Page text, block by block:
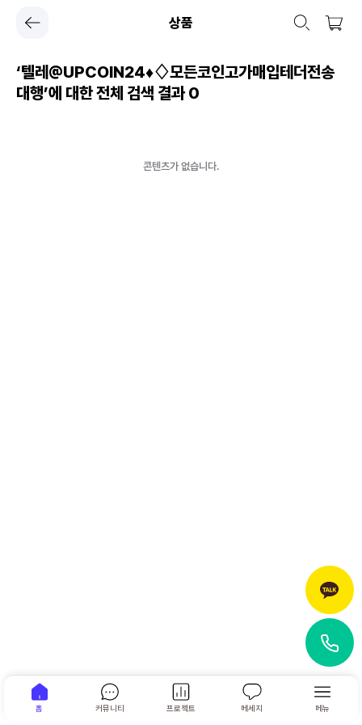
상품
‘텔레@UPCOIN24♦♢모든코인고가매입테더전송
대행’에 대한 전체 검색 결과0
콘텐츠가 없습니다.
홈 커뮤니티 프로젝트 메세지 메뉴